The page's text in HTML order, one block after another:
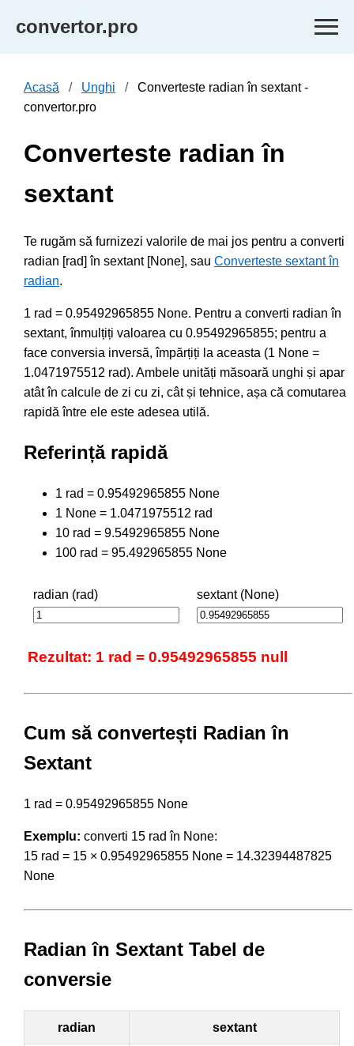
convertor.pro
Acasă Unghi
Converteste radian în sextant -
convertor.pro
Converteste radian în
sextant
Te rugăm să furnizezi valorile de mai jos pentru a converti
radian [rad] în sextant [None], sau Converteste sextant în
radian.
1 rad = 0.95492965855 None. Pentru a converti radian în
sextant, înmulțiți valoarea cu 0.95492965855; pentru a
face conversia inversă, împărțiți la aceasta (1 None =
1.0471975512 rad). Ambele unități măsoară unghi și apar
atât în calcule de zi cu zi, cât și tehnice, așa că comutarea
rapidă între ele este adesea utilă.
Referință rapidă
1 rad = 0.95492965855 None
1 None = 1.0471975512 rad
10 rad = 9.5492965855 None
100 rad = 95.492965855 None
radian (rad) sextant (None)
Rezultat: 1 rad = 0.95492965855 null
Cum să convertești Radian în
Sextant
1 rad = 0.95492965855 None
Exemplu: converti 15 rad în None:
15 rad = 15 × 0.95492965855 None = 14.32394487825
None
Radian în Sextant Tabel de
conversie
radian sextant